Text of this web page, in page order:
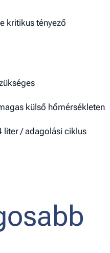
kritikus tényező
külső hőmérsékleten
liter / adagolási ciklus